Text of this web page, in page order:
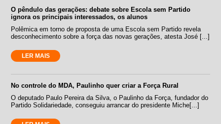
O pêndulo das gerações: debate sobre Escola sem Partido
ignora os principais interessados, os alunos
Polêmica em torno de proposta de uma Escola sem Partido revela
desconhecimento sobre a força das novas gerações, atesta José [...]
LER MAIS
No controle do MDA, Paulinho quer criar a Força Rural
O deputado Paulo Pereira da Silva, o Paulinho da Força, fundador do
Partido Solidariedade, conseguiu arrancar do presidente Miche[...]